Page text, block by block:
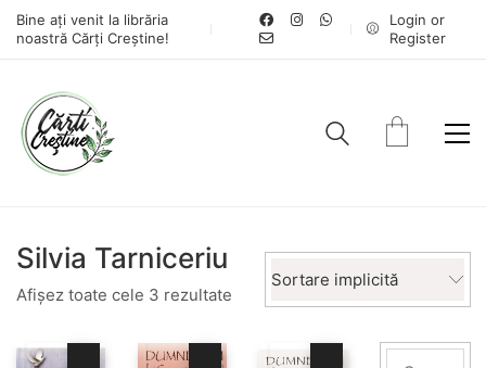
Bine ați venit la librăria
noastră Cărți Creștine!
Login or
Register
Silvia Tarniceriu
Afișez toate cele 3 rezultate
Sortare implicită